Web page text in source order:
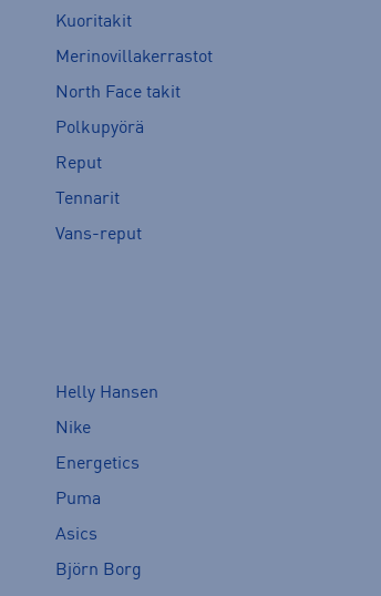
Kuoritakit
Merinovillakerrastot
North Face takit
Polkupyörä
Reput
Tennarit
Vans-reput
Helly Hansen
Nike
Energetics
Puma
Asics
Björn Borg